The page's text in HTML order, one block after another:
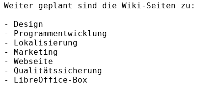
Weiter geplant sind die Wiki-Seiten zu:
- Design
- Programmentwicklung
- Lokalisierung
- Marketing
- Webseite
- Qualitätssicherung
- LibreOffice-Box